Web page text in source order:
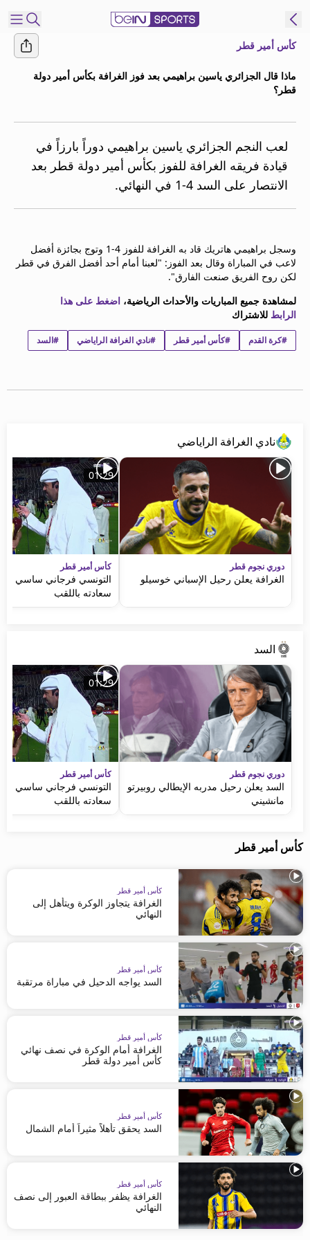
ع
إدارة
التنبيهات
انضم
النشرة
الإخبارية
beIN CONNECT
beIN MEDIA GROUP
ترددات beIN SPORTS
احصل على beIN
كأس أمير قطر
ماذا قال الجزائري ياسين براهيمي بعد فوز الغرافة بكأس أمير دولة
قطر؟
لعب النجم الجزائري ياسين براهيمي دوراً بارزاً في
قيادة فريقه الغرافة للفوز بكأس أمير دولة قطر بعد
الانتصار على السد 4-1 في النهائي.
وسجل براهيمي هاتريك قاد به الغرافة للفوز 4-1 وتوج بجائزة أفضل
لاعب في المباراة وقال بعد الفوز: "لعبنا أمام أحد أفضل الفرق في قطر
لكن روح الفريق صنعت الفارق".
لمشاهدة جميع المباريات والأحداث الرياضية، اضغط على هذا
الرابط للاشتراك
#كرة القدم #كأس أمير قطر #نادي الغرافة الراياضي #السد
نادي الغرافة الراياضي
دوري نجوم قطر
الغرافة يعلن رحيل الإسباني خوسيلو
01:29
كأس أمير قطر
التونسي فرجاني ساسي
سعادته باللقب
السد
دوري نجوم قطر
السد يعلن رحيل مدربه الإيطالي روبيرتو
مانشيني
01:29
كأس أمير قطر
التونسي فرجاني ساسي
سعادته باللقب
كأس أمير قطر
كأس أمير قطر
الغرافة يتجاوز الوكرة ويتأهل إلى
النهائي
كأس أمير قطر
السد يواجه الدحيل في مباراة مرتقبة
كأس أمير قطر
الغرافة أمام الوكرة في نصف نهائي
كأس أمير دولة قطر
كأس أمير قطر
السد يحقق تأهلاً مثيراً أمام الشمال
كأس أمير قطر
الغرافة يظفر ببطاقة العبور إلى نصف
النهائي